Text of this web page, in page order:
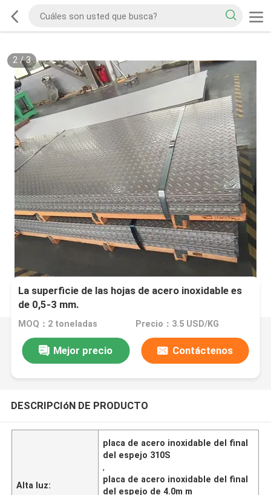
2/3
La superficie de las hojas de acero inoxidable es
de 0,5-3 mm.
MOQ：2 toneladas Precio：3.5 USD/KG
Mejor precio Contáctenos
DESCRIPCIóN DE PRODUCTO
Alta luz:
placa de acero inoxidable del final
del espejo 310S
,
placa de acero inoxidable del final
del espejo de 4.0m m